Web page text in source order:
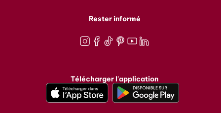
Rester informé
Télécharger l'application